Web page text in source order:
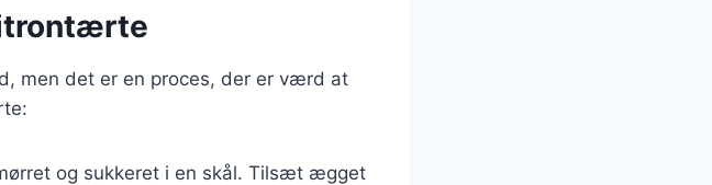
men det er en proces, der er værd at
og sukkeret i en skål. Tilsæt ægget